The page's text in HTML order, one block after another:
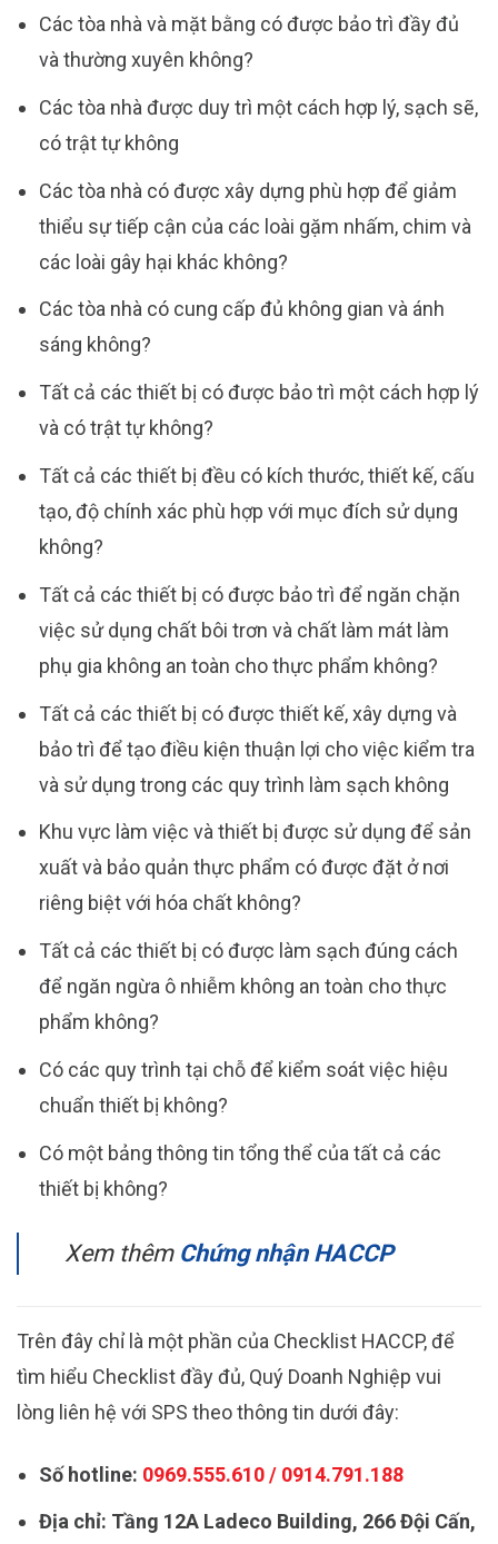
Các tòa nhà và mặt bằng có được bảo trì đầy đủ
và thường xuyên không?
Các tòa nhà được duy trì một cách hợp lý, sạch sẽ,
có trật tự không
Các tòa nhà có được xây dựng phù hợp để giảm
thiểu sự tiếp cận của các loài gặm nhấm, chim và
các loài gây hại khác không?
Các tòa nhà có cung cấp đủ không gian và ánh
sáng không?
Tất cả các thiết bị có được bảo trì một cách hợp lý
và có trật tự không?
Tất cả các thiết bị đều có kích thước, thiết kế, cấu
tạo, độ chính xác phù hợp với mục đích sử dụng
không?
Tất cả các thiết bị có được bảo trì để ngăn chặn
việc sử dụng chất bôi trơn và chất làm mát làm
phụ gia không an toàn cho thực phẩm không?
Tất cả các thiết bị có được thiết kế, xây dựng và
bảo trì để tạo điều kiện thuận lợi cho việc kiểm tra
và sử dụng trong các quy trình làm sạch không
Khu vực làm việc và thiết bị được sử dụng để sản
xuất và bảo quản thực phẩm có được đặt ở nơi
riêng biệt với hóa chất không?
Tất cả các thiết bị có được làm sạch đúng cách
để ngăn ngừa ô nhiễm không an toàn cho thực
phẩm không?
Có các quy trình tại chỗ để kiểm soát việc hiệu
chuẩn thiết bị không?
Có một bảng thông tin tổng thể của tất cả các
thiết bị không?
Xem thêm Chứng nhận HACCP
Trên đây chỉ là một phần của Checklist HACCP, để
tìm hiểu Checklist đầy đủ, Quý Doanh Nghiệp vui
lòng liên hệ với SPS theo thông tin dưới đây:
Số hotline: 0969.555.610 / 0914.791.188
Địa chỉ: Tầng 12A Ladeco Building, 266 Đội Cấn,